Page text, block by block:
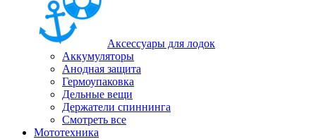
Аксессуары для лодок
Аккумуляторы
Анодная защита
Гермоупаковка
Дельные вещи
Держатели спиннинга
Смотреть все
Мототехника